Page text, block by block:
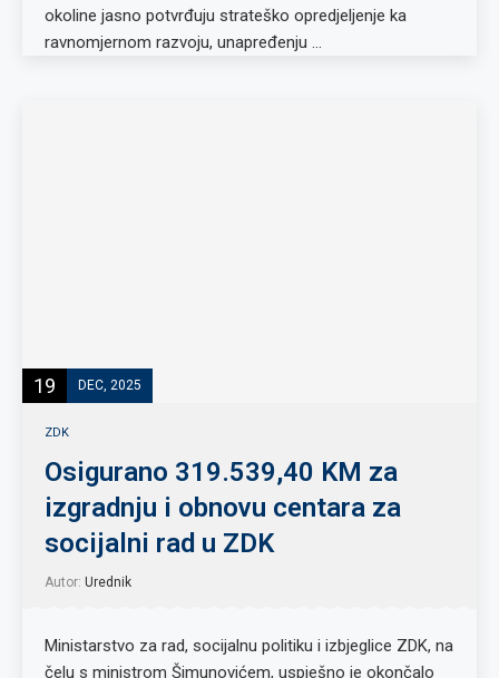
okoline jasno potvrđuju strateško opredjeljenje ka
ravnomjernom razvoju, unapređenju …
19 DEC, 2025
ZDK
Osigurano 319.539,40 KM za
izgradnju i obnovu centara za
socijalni rad u ZDK
Autor: Urednik
Ministarstvo za rad, socijalnu politiku i izbjeglice ZDK, na
čelu s ministrom Šimunovićem, uspješno je okončalo